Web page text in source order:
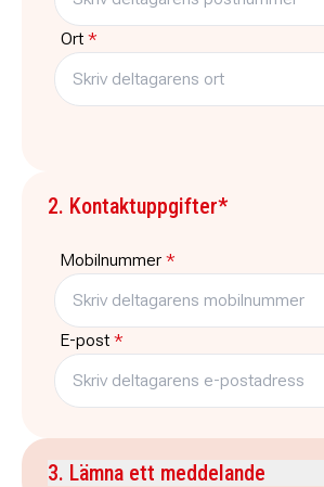
Ort *
2. Kontaktuppgifter*
Mobilnummer *
E-post *
3. Lämna ett meddelande